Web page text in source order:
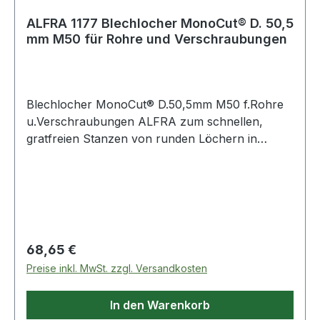
ALFRA 1177 Blechlocher MonoCut® D. 50,5
mm M50 für Rohre und Verschraubungen
Blechlocher MonoCut® D.50,5mm M50 f.Rohre
u.Verschraubungen ALFRA zum schnellen,
gratfreien Stanzen von runden Löchern in
Industrie und Handwerk · Ø 15,2 32,5 mm für
Materialstärke 2 mm, Ø ab 35 mm für
Materialstärke 3 mm Weitere technische
Eigenschaften: · Materialstärke max.: 3mm ·
Regulärer Preis:
68,65 €
Preise inkl. MwSt. zzgl. Versandkosten
In den Warenkorb